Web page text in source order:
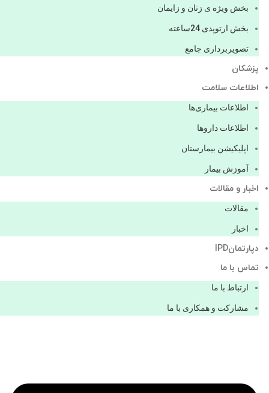
بخش ویژه ی زنان و زایمان
بخش ارتوپدی 24ساعته
تصویربرداری جامع
پزشكان
اطلاعات سلامت
اطلاعات بیماری‌ها
اطلاعات دارو‌ها
اپليكيشن بيمارستان
آموزش بیمار
اخبار و مقالات
مقالات
اخبار
دپارتمانIPD
تماس با ما
ارتباط با ما
مشاركت و همكاری با ما